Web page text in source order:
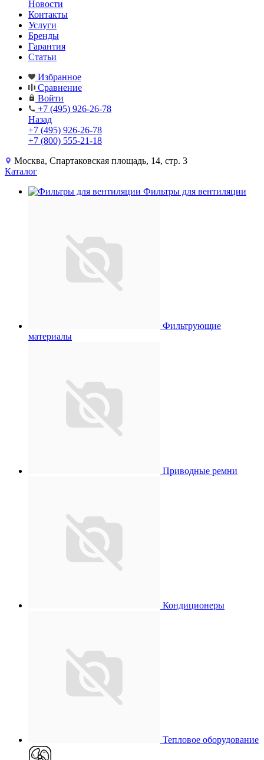
Новости
Контакты
Услуги
Бренды
Гарантия
Статьи
Избранное
Сравнение
Войти
+7 (495) 926-26-78
Назад
+7 (495) 926-26-78
+7 (800) 555-21-18
Москва, Спартаковская площадь, 14, стр. 3
Каталог
Фильтры для вентиляции
Фильтрующие
материалы
Приводные ремни
Кондиционеры
Тепловое оборудование